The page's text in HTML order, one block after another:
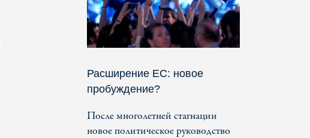
Расширение ЕС: новое
пробуждение?
После многолетней стагнации
новое политическое руководство